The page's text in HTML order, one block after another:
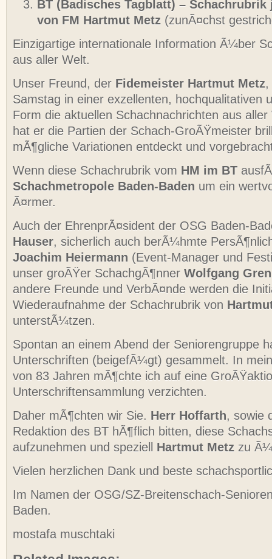
BT (Badisches Tagblatt) – Schachrubrik
von FM Hartmut Metz (zunÃ¤chst
Einzigartige internationale Information Ã¼ber
aus aller Welt.
Unser Freund, der Fidemeister Hartmut Metz
Samstag in einer exzellenten, hochqualitativen
Form die aktuellen Schachnachrichten aus
hat er die Partien der Schach-GroÃŸmeister
mÃ¶gliche Variationen entdeckt und
Wenn diese Schachrubrik vom HM im BT
Schachmetropole Baden-Baden um ein
Ã¤rmer.
Auch der EhrenprÃ¤sident der OSG Baden-
Hauser, sicherlich auch berÃ¼hmte
Joachim Heiermann (Event-Manager und
unser groÃŸer SchachgÃ¶nner Wolfgang
andere Freunde und VerbÃ¤nde werden die
Wiederaufnahme der Schachrubrik von
unterstÃ¼tzen.
Spontan an einem Abend der Seniorengruppe
Unterschriften (beigefÃ¼gt) gesammelt. In
von 83 Jahren mÃ¶chte ich auf eine
Unterschriftensammlung verzichten.
Daher mÃ¶chten wir Sie. Herr Hoffarth, sowie
Redaktion des BT hÃ¶flich bitten, diese
aufzunehmen und speziell Hartmut Metz zu
Vielen herzlichen Dank und beste
Im Namen der OSG/SZ-Breitenschach-
Baden.
mostafa muschtaki